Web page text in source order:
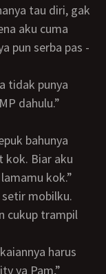
aku cuma
pun serba pas -
dahulu.”
kok. Biar aku
kok.”
cukup trampil
ya Pam,”